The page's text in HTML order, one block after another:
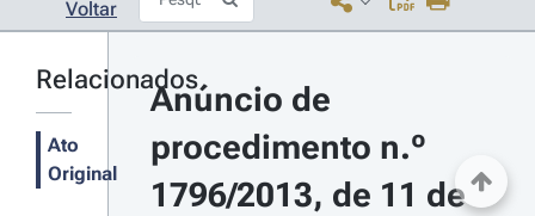
Voltar
Relacionados
Ato
Original
Anúncio de
procedimento n.º
1796/2013, de 11 de